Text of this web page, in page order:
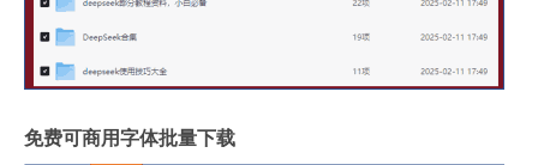
免费可商用字体批量下载